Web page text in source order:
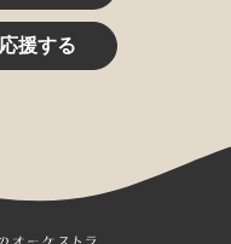
援する